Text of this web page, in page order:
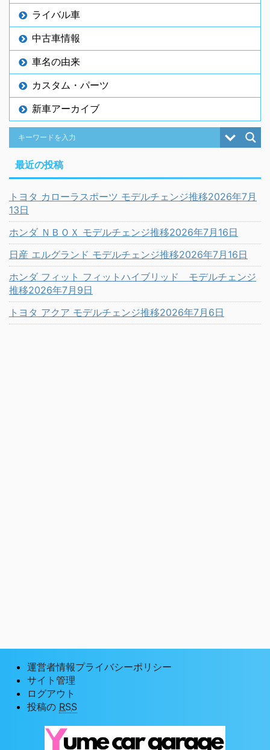
ライバル車
中古車情報
車名の由来
カスタム・パーツ
新車アーカイブ
最近の投稿
トヨタ カローラスポーツ モデルチェンジ推移2026年7月
13日
ホンダ ＮＢＯＸ モデルチェンジ推移2026年7月16日
日産 エルグランド モデルチェンジ推移2026年7月16日
ホンダ フィット フィットハイブリッド モデルチェンジ
推移2026年7月9日
トヨタ アクア モデルチェンジ推移2026年7月6日
運営者情報プライバシーポリシー
サイト管理
ログアウト
投稿の RSS